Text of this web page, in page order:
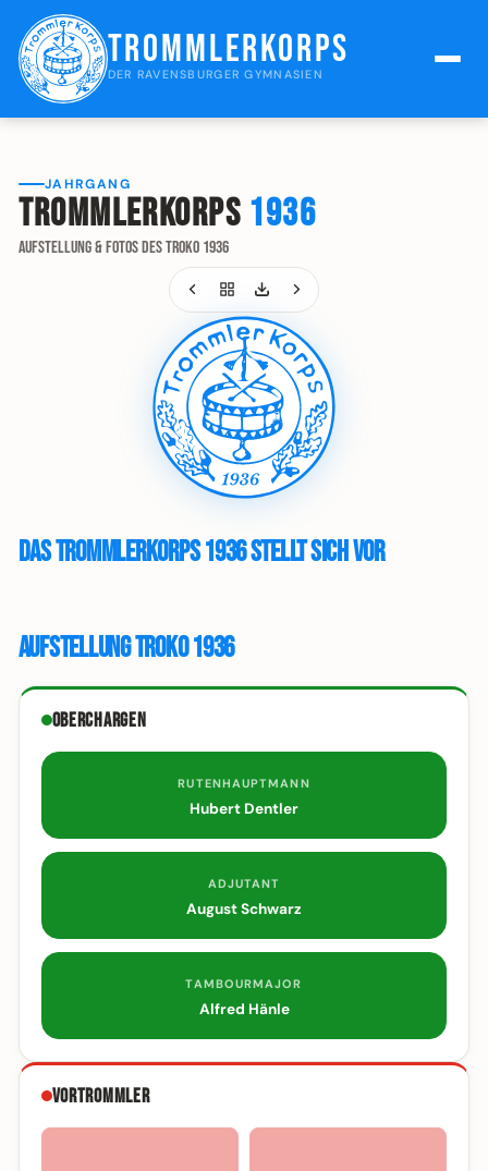
Trommlerkorps
DER RAVENSBURGER GYMNASIEN
JAHRGANG
Trommlerkorps 1936
Aufstellung & Fotos des Troko 1936
Das Trommlerkorps 1936 stellt sich vor
Aufstellung Troko 1936
Oberchargen
RUTENHAUPTMANN
Hubert Dentler
ADJUTANT
August Schwarz
TAMBOURMAJOR
Alfred Hänle
Vortrommler